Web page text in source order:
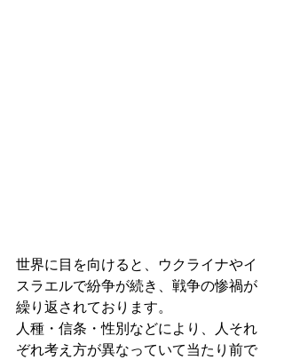
世界に目を向けると、ウクライナやイ
スラエルで紛争が続き、戦争の惨禍が
繰り返されております。
人種・信条・性別などにより、人それ
ぞれ考え方が異なっていて当たり前で